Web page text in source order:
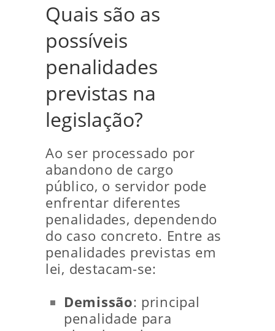
Quais são as
possíveis
penalidades
previstas na
legislação?
Ao ser processado por
abandono de cargo
público, o servidor pode
enfrentar diferentes
penalidades, dependendo
do caso concreto. Entre as
penalidades previstas em
lei, destacam-se:
Demissão: principal
penalidade para